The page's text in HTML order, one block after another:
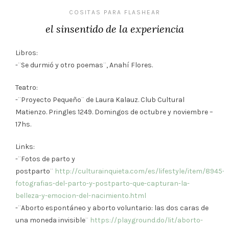
COSITAS PARA FLASHEAR
el sinsentido de la experiencia
Libros:
-¨Se durmió y otro poemas¨, Anahí Flores.
Teatro:
-¨Proyecto Pequeño¨ de Laura Kalauz. Club Cultural
Matienzo. Pringles 1249. Domingos de octubre y noviembre –
17hs.
Links:
-¨Fotos de parto y
postparto¨ http://culturainquieta.com/es/lifestyle/item/8945-
fotografias-del-parto-y-postparto-que-capturan-la-
belleza-y-emocion-del-nacimiento.html
-¨Aborto espontáneo y aborto voluntario: las dos caras de
una moneda invisible¨ https://playground.do/lit/aborto-